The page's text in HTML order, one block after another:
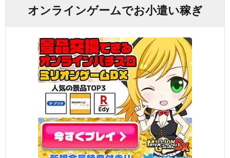
オンラインゲームでお小遣い稼ぎ